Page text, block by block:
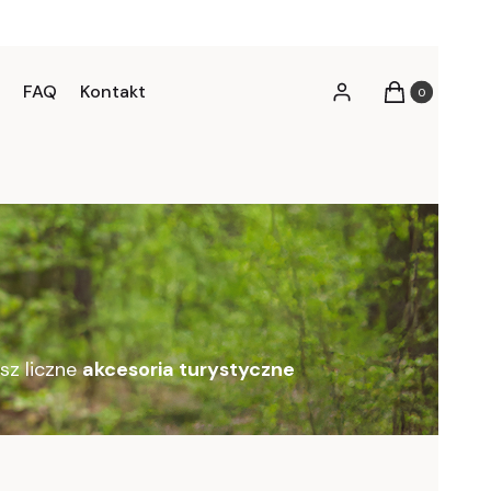
FAQ Kontakt Zaloguj sięProdukty w
Koszyk
liczneakcesoria turystyczne